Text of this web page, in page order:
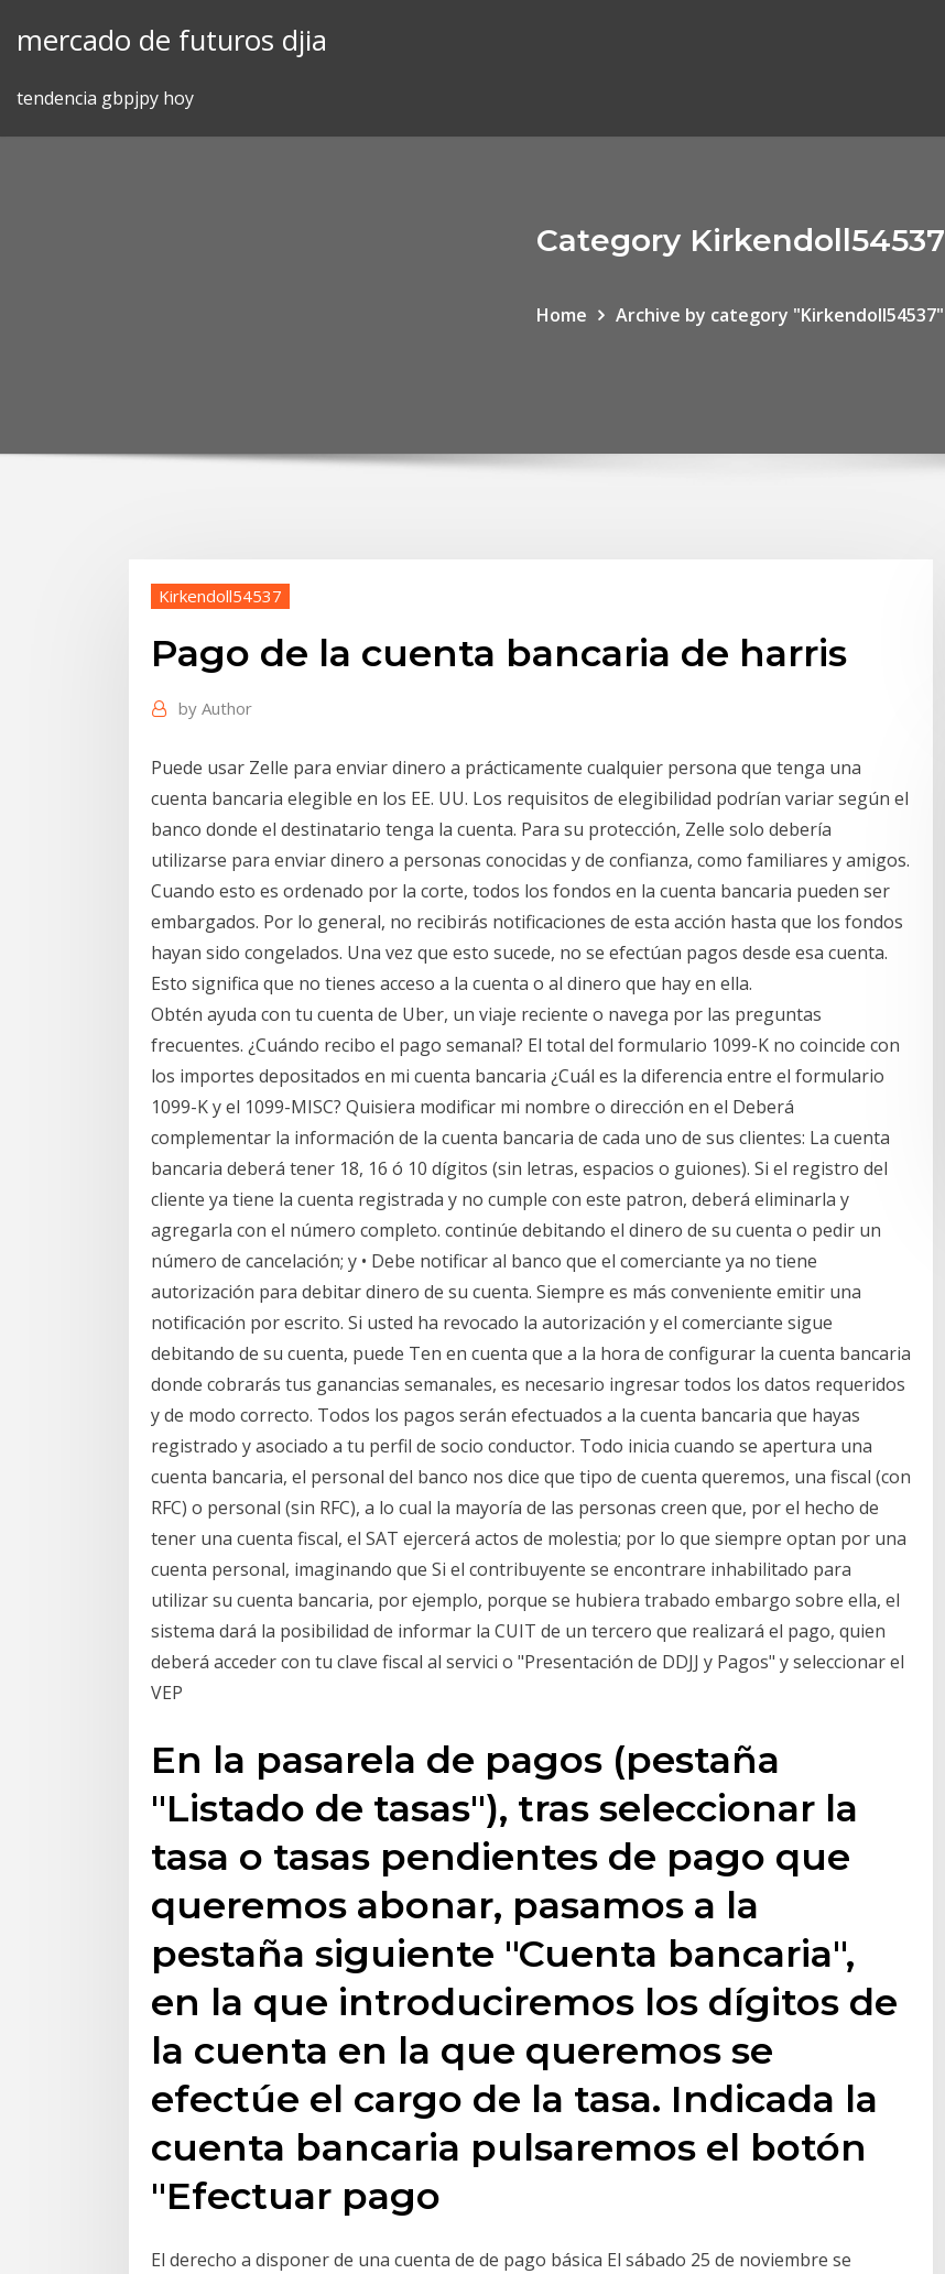
mercado de futuros djia
tendencia gbpjpy hoy
Category Kirkendoll54537
Home Archive by category "Kirkendoll54537"
Kirkendoll54537
Pago de la cuenta bancaria de harris
by Author
Puede usar Zelle para enviar dinero a prácticamente cualquier persona que tenga una
cuenta bancaria elegible en los EE. UU. Los requisitos de elegibilidad podrían variar según el
banco donde el destinatario tenga la cuenta. Para su protección, Zelle solo debería
utilizarse para enviar dinero a personas conocidas y de confianza, como familiares y amigos.
Cuando esto es ordenado por la corte, todos los fondos en la cuenta bancaria pueden ser
embargados. Por lo general, no recibirás notificaciones de esta acción hasta que los fondos
hayan sido congelados. Una vez que esto sucede, no se efectúan pagos desde esa cuenta.
Esto significa que no tienes acceso a la cuenta o al dinero que hay en ella.
Obtén ayuda con tu cuenta de Uber, un viaje reciente o navega por las preguntas
frecuentes. ¿Cuándo recibo el pago semanal? El total del formulario 1099-K no coincide con
los importes depositados en mi cuenta bancaria ¿Cuál es la diferencia entre el formulario
1099-K y el 1099-MISC? Quisiera modificar mi nombre o dirección en el Deberá
complementar la información de la cuenta bancaria de cada uno de sus clientes: La cuenta
bancaria deberá tener 18, 16 ó 10 dígitos (sin letras, espacios o guiones). Si el registro del
cliente ya tiene la cuenta registrada y no cumple con este patron, deberá eliminarla y
agregarla con el número completo. continúe debitando el dinero de su cuenta o pedir un
número de cancelación; y • Debe notificar al banco que el comerciante ya no tiene
autorización para debitar dinero de su cuenta. Siempre es más conveniente emitir una
notificación por escrito. Si usted ha revocado la autorización y el comerciante sigue
debitando de su cuenta, puede Ten en cuenta que a la hora de configurar la cuenta bancaria
donde cobrarás tus ganancias semanales, es necesario ingresar todos los datos requeridos
y de modo correcto. Todos los pagos serán efectuados a la cuenta bancaria que hayas
registrado y asociado a tu perfil de socio conductor. Todo inicia cuando se apertura una
cuenta bancaria, el personal del banco nos dice que tipo de cuenta queremos, una fiscal (con
RFC) o personal (sin RFC), a lo cual la mayoría de las personas creen que, por el hecho de
tener una cuenta fiscal, el SAT ejercerá actos de molestia; por lo que siempre optan por una
cuenta personal, imaginando que Si el contribuyente se encontrare inhabilitado para
utilizar su cuenta bancaria, por ejemplo, porque se hubiera trabado embargo sobre ella, el
sistema dará la posibilidad de informar la CUIT de un tercero que realizará el pago, quien
deberá acceder con tu clave fiscal al servici o "Presentación de DDJJ y Pagos" y seleccionar el
VEP
En la pasarela de pagos (pestaña
"Listado de tasas"), tras seleccionar la
tasa o tasas pendientes de pago que
queremos abonar, pasamos a la
pestaña siguiente "Cuenta bancaria",
en la que introduciremos los dígitos de
la cuenta en la que queremos se
efectúe el cargo de la tasa. Indicada la
cuenta bancaria pulsaremos el botón
"Efectuar pago
El derecho a disponer de una cuenta de de pago básica El sábado 25 de noviembre se